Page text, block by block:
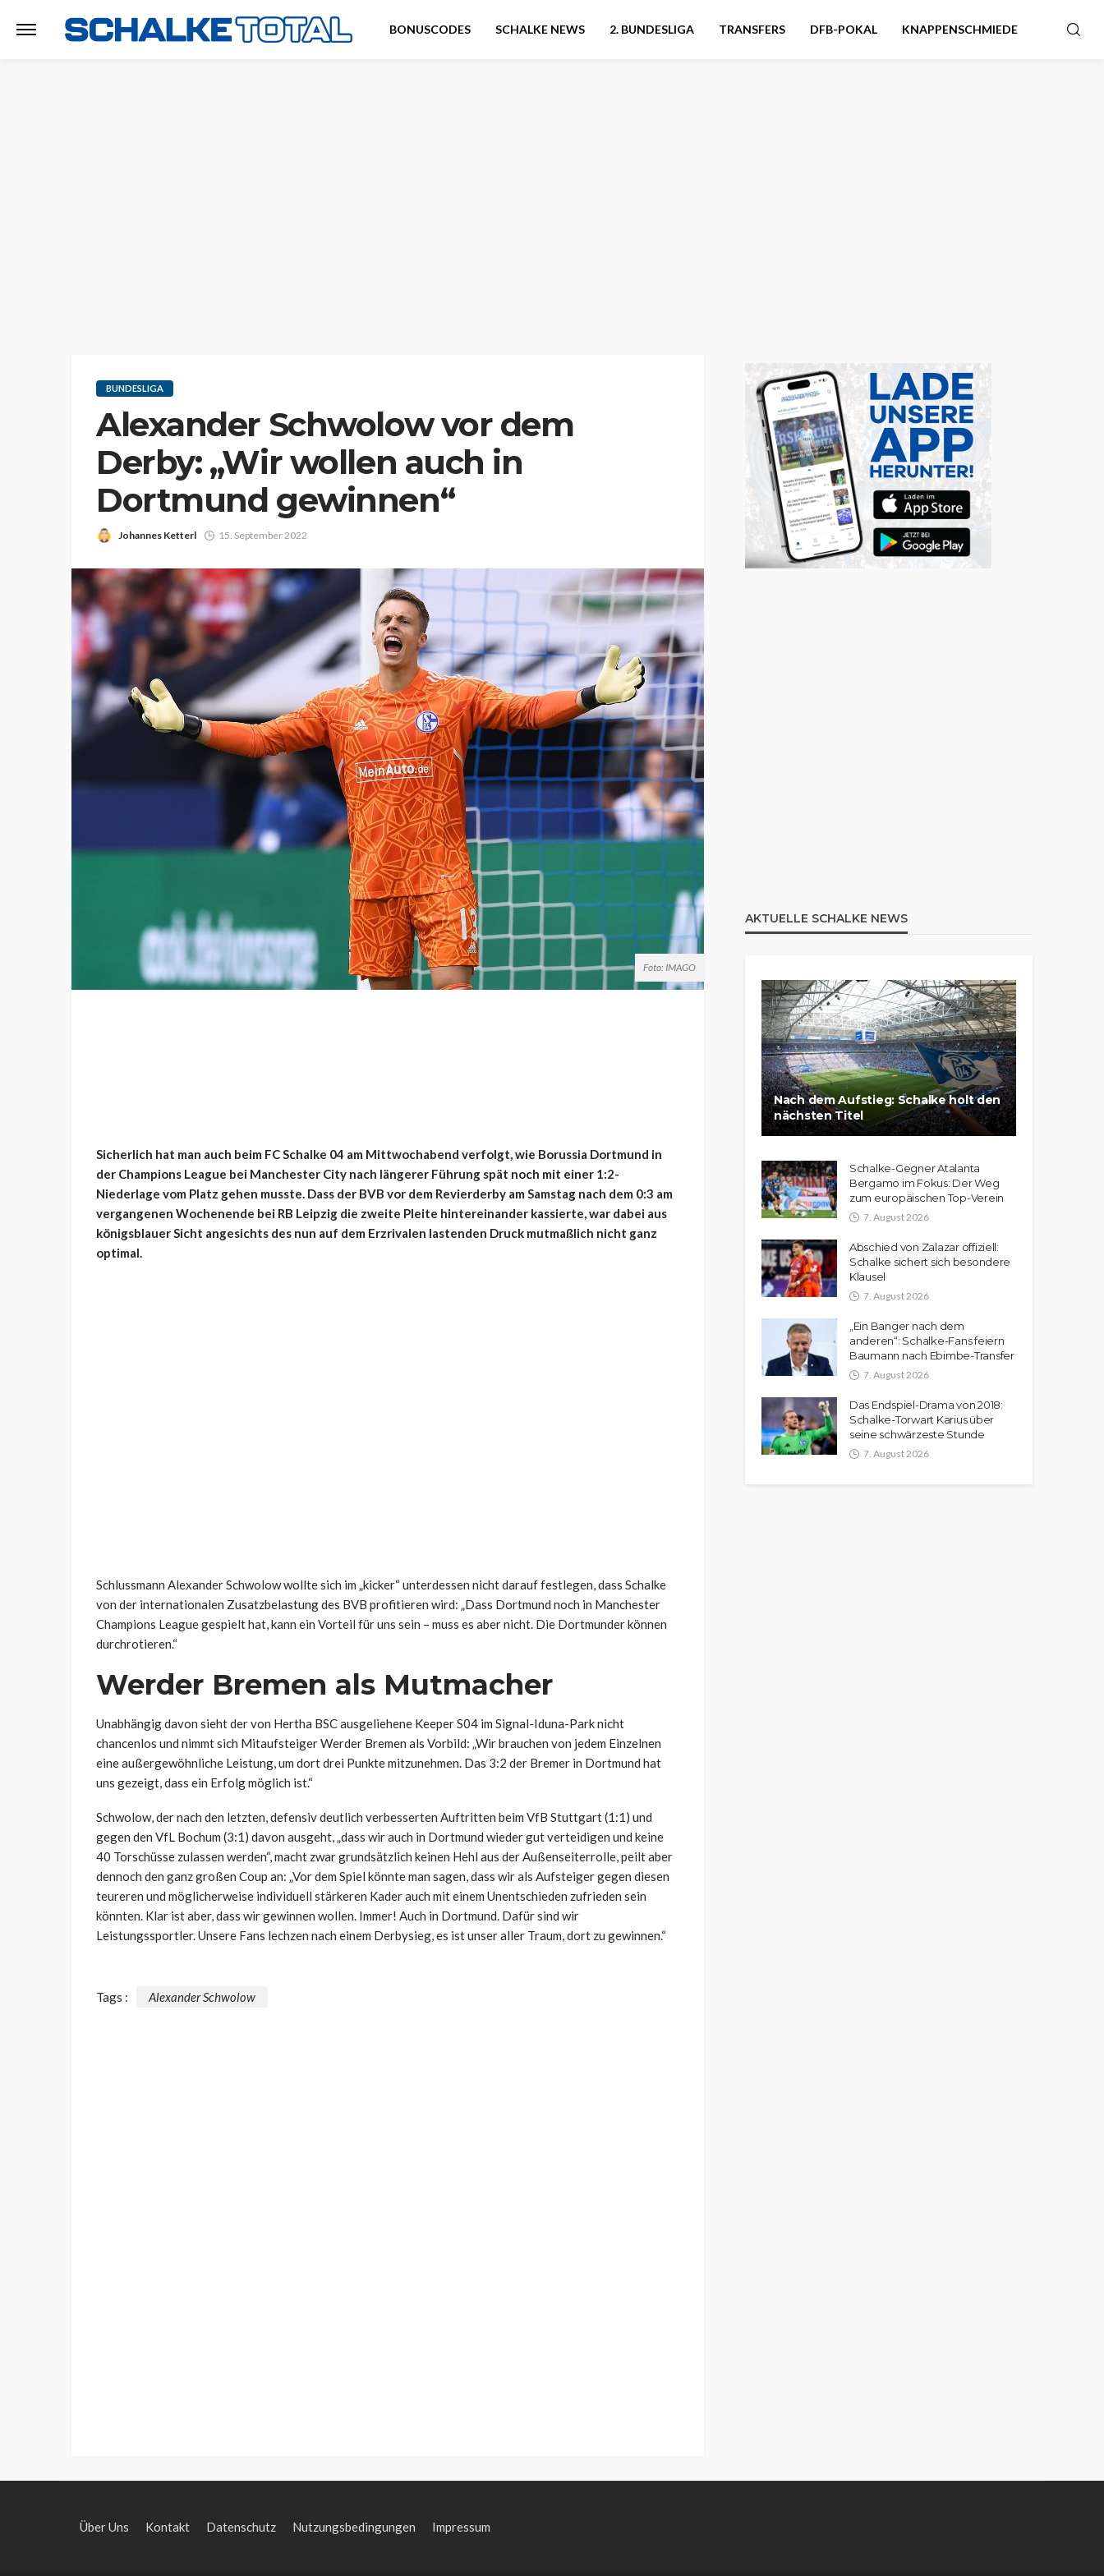
BONUSCODES SCHALKE NEWS 2. BUNDESLIGA TRANSFERS DFB-POKAL KNAPPENSCHMIEDE
BUNDESLIGA
Alexander Schwolow vor dem
Derby: „Wir wollen auch in
Dortmund gewinnen“
Johannes Ketterl 15. September 2022
Foto: IMAGO
Sicherlich hat man auch beim FC Schalke 04 am Mittwochabend verfolgt, wie Borussia Dortmund in
der Champions League bei Manchester City nach längerer Führung spät noch mit einer 1:2-
Niederlage vom Platz gehen musste. Dass der BVB vor dem Revierderby am Samstag nach dem 0:3 am
vergangenen Wochenende bei RB Leipzig die zweite Pleite hintereinander kassierte, war dabei aus
königsblauer Sicht angesichts des nun auf dem Erzrivalen lastenden Druck mutmaßlich nicht ganz
optimal.
Schlussmann Alexander Schwolow wollte sich im „kicker“ unterdessen nicht darauf festlegen, dass Schalke
von der internationalen Zusatzbelastung des BVB profitieren wird: „Dass Dortmund noch in Manchester
Champions League gespielt hat, kann ein Vorteil für uns sein – muss es aber nicht. Die Dortmunder können
durchrotieren.“
Werder Bremen als Mutmacher
Unabhängig davon sieht der von Hertha BSC ausgeliehene Keeper S04 im Signal-Iduna-Park nicht
chancenlos und nimmt sich Mitaufsteiger Werder Bremen als Vorbild: „Wir brauchen von jedem Einzelnen
eine außergewöhnliche Leistung, um dort drei Punkte mitzunehmen. Das 3:2 der Bremer in Dortmund hat
uns gezeigt, dass ein Erfolg möglich ist.“
Schwolow, der nach den letzten, defensiv deutlich verbesserten Auftritten beim VfB Stuttgart (1:1) und
gegen den VfL Bochum (3:1) davon ausgeht, „dass wir auch in Dortmund wieder gut verteidigen und keine
40 Torschüsse zulassen werden“, macht zwar grundsätzlich keinen Hehl aus der Außenseiterrolle, peilt aber
dennoch den ganz großen Coup an: „Vor dem Spiel könnte man sagen, dass wir als Aufsteiger gegen diesen
teureren und möglicherweise individuell stärkeren Kader auch mit einem Unentschieden zufrieden sein
könnten. Klar ist aber, dass wir gewinnen wollen. Immer! Auch in Dortmund. Dafür sind wir
Leistungssportler. Unsere Fans lechzen nach einem Derbysieg, es ist unser aller Traum, dort zu gewinnen.“
Tags : Alexander Schwolow
AKTUELLE SCHALKE NEWS
Nach dem Aufstieg: Schalke holt den
nächsten Titel
Schalke-Gegner Atalanta
Bergamo im Fokus: Der Weg
zum europäischen Top-Verein
7. August 2026
Abschied von Zalazar offiziell:
Schalke sichert sich besondere
Klausel
7. August 2026
„Ein Banger nach dem
anderen“: Schalke-Fans feiern
Baumann nach Ebimbe-Transfer
7. August 2026
Das Endspiel-Drama von 2018:
Schalke-Torwart Karius über
seine schwärzeste Stunde
7. August 2026
Über Uns Kontakt Datenschutz Nutzungsbedingungen Impressum